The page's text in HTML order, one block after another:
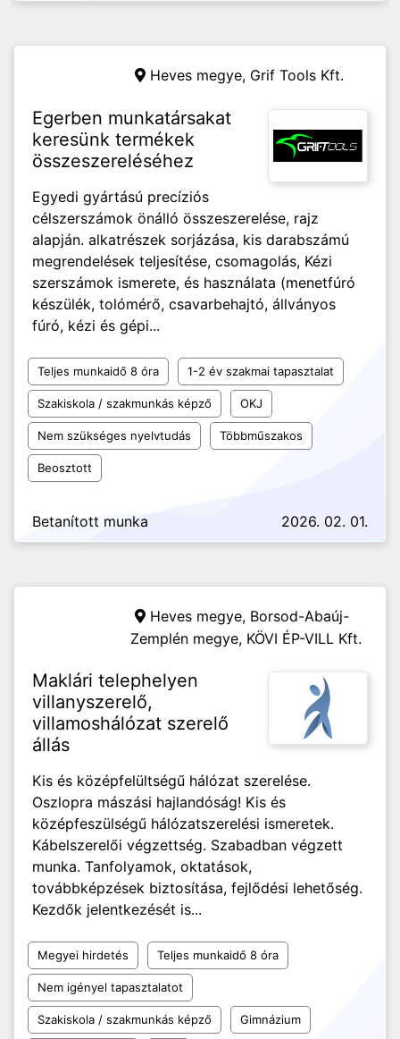
Heves megye, Grif Tools Kft.
Egerben munkatársakat
keresünk termékek
összeszereléséhez
Egyedi gyártású precíziós
célszerszámok önálló összeszerelése, rajz
alapján. alkatrészek sorjázása, kis darabszámú
megrendelések teljesítése, csomagolás, Kézi
szerszámok ismerete, és használata (menetfúró
készülék, tolómérő, csavarbehajtó, állványos
fúró, kézi és gépi...
Teljes munkaidő 8 óra 1-2 év szakmai tapasztalat
Szakiskola / szakmunkás képző OKJ
Nem szükséges nyelvtudás Többműszakos
Beosztott
Betanított munka 2026. 02. 01.
Heves megye, Borsod-Abaúj-
Zemplén megye, KÖVI ÉP-VILL Kft.
Maklári telephelyen
villanyszerelő,
villamoshálózat szerelő
állás
Kis és középfelültségű hálózat szerelése.
Oszlopra mászási hajlandóság! Kis és
középfeszülségű hálózatszerelési ismeretek.
Kábelszerelői végzettség. Szabadban végzett
munka. Tanfolyamok, oktatások,
továbbképzések biztosítása, fejlődési lehetőség.
Kezdők jelentkezését is...
Megyei hirdetés Teljes munkaidő 8 óra
Nem igényel tapasztalatot
Szakiskola / szakmunkás képző Gimnázium